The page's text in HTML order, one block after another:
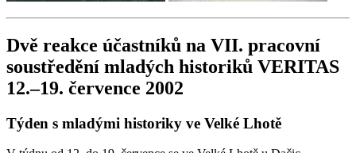
Dvě reakce účastníků na VII. pracovní
soustředění mladých historiků VERITAS
12.–19. července 2002
Týden s mladými historiky ve Velké Lhotě